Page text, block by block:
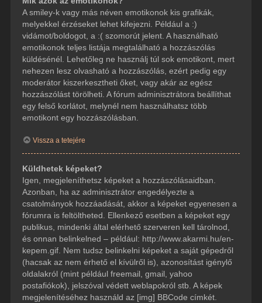
A smiley-k vagy más néven emotikonok kis grafikák,
melyekkel érzéseket lehet kifejezni. Például a :)
vidámot/boldogot, a :( szomorút jelent. A használható
emotikonok teljes listája megtalálható a hozzászólás
küldésénél. Lehetőleg ne használj túl sok emotikont, mert
nehezen lesz olvasható a hozzászólás, ezért pedig egy
moderátor kiszerkesztheti őket, vagy akár az egész
hozzászólást törölheti. A fórum adminisztrátora beállíthat
egy felső korlátot, melynél nem használhatsz több
emotikont egy hozzászólásban.
Vissza a tetejére
Küldhetek képeket?
Igen, megjeleníthetsz képeket a hozzászólásaidban.
Azonban, ha az adminisztrátor engedélyezte a
csatolmányok hozzáadását, akkor a képeket egyenesen a
fórumra is feltöltheted. Ellenkező esetben a képeket egy
publikus, mindenki által elérhető szerveren kell tárolnod,
és onnan belinkelned – például: http://www.akarmi.hu/en-
kepem.gif. Nem tudsz belinkelni képeket a saját gépedről
(hacsak az nem érhető el kívülről is), azonosítást igénylő
oldalakról (mint például freemail, gmail, yahoo
postafiókok), jelszóval védett weblapokról stb. A képek
megjelenítéséhez használd az [img] BBCode címkét.